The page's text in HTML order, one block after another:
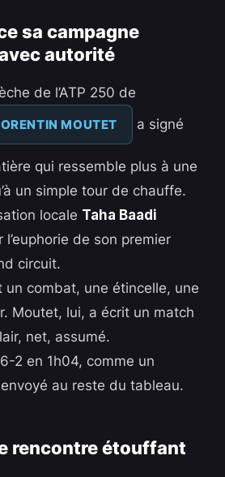
sa campagne
autorité
de l’ATP 250 de
MOUTET a signé
qui ressemble plus à une
un simple tour de chauffe.
locale Taha Baadi
de son premier
circuit.
un combat, une étincelle, une
Moutet, lui, a écrit un match
net, assumé.
2 en 1h04, comme un
au reste du tableau.
rencontre étouffant